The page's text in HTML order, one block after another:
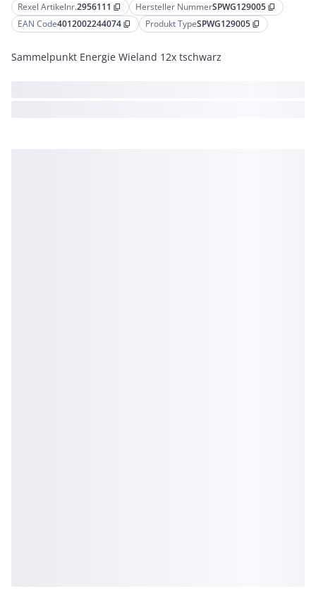
Rexel Artikelnr.2956111 content_copy Hersteller NummerSPWG129005 content_copy
EAN Code4012002244074 content_copy Produkt TypeSPWG129005 content_copy
Sammelpunkt Energie Wieland 12x tschwarz